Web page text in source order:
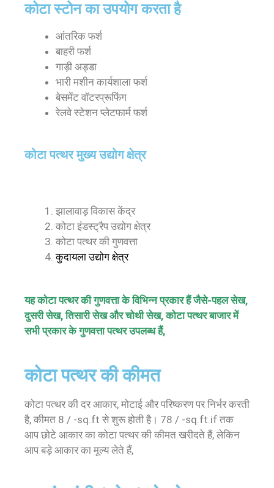
कोटा स्टोन का उपयोग करता है
आंतरिक फर्श
बाहरी फर्श
गाड़ी अड्डा
भारी मशीन कार्यशाला फर्श
बेसमेंट वॉटरप्रूफिंग
रेलवे स्टेशन प्लेटफार्म फर्श
कोटा पत्थर मुख्य उद्योग क्षेत्र
झालावाड़ विकास केंद्र
कोटा इंडस्ट्रैप उद्योग क्षेत्र
कोटा पत्थर की गुणवत्ता
कुदायलाउद्योग क्षेत्र
यह कोटा पत्थर की गुणवत्ता के विभिन्न प्रकार हैं जैसे-पहल सेख,
दुसरी सेख, तिसारी सेख और चोथी सेख, कोटा पत्थर बाजार में
सभी प्रकार के गुणवत्ता पत्थर उपलब्ध हैं,
कोटा पत्थर की कीमत
कोटा पत्थर की दर आकार, मोटाई और परिष्करण पर निर्भर करती
है, कीमत 8 / -sq.ft से शुरू होती है। 78 / -sq.ft.if तक
आप छोटे आकार का कोटा पत्थर की कीमत खरीदते हैं, लेकिन
आप बड़े आकार का मूल्य लेते हैं,